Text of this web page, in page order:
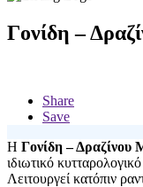
Γονίδη –
Share
Save
Η Γονίδη – Δραζίνου
ιδιωτικό
Λειτουργεί κατόπιν